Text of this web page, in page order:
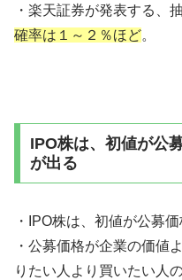
・楽天証券が発表する、
確率は１～２％ほど。
IPO株は、初値が公
が出る
・IPO株は、初値が公募価
・公募価格が企業の価値
りたい人より買いたい人